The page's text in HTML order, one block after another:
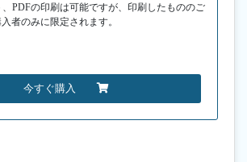
PDFの印刷は可能ですが、印刷したもののご
者のみに限定されます。
今すぐ購入